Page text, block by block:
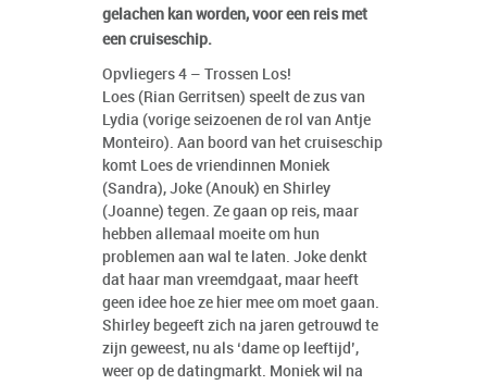
gelachen kan worden, voor een reis met
een cruiseschip.
Opvliegers 4 – Trossen Los!
Loes (Rian Gerritsen) speelt de zus van
Lydia (vorige seizoenen de rol van Antje
Monteiro). Aan boord van het cruiseschip
komt Loes de vriendinnen Moniek
(Sandra), Joke (Anouk) en Shirley
(Joanne) tegen. Ze gaan op reis, maar
hebben allemaal moeite om hun
problemen aan wal te laten. Joke denkt
dat haar man vreemdgaat, maar heeft
geen idee hoe ze hier mee om moet gaan.
Shirley begeeft zich na jaren getrouwd te
zijn geweest, nu als ‘dame op leeftijd’,
weer op de datingmarkt. Moniek wil na